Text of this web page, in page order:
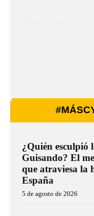
¿Quién esculpió
Guisando? El
que atraviesa la
España
5 de agosto de 2026